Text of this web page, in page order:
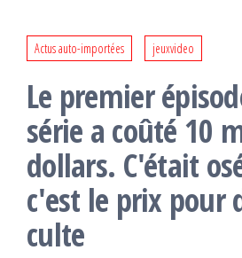
Actus auto-importées jeuxvideo
Le premier
série a coûté 10
dollars. C'était
c'est le prix pour
culte